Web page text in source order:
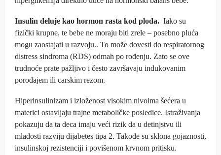
Insulin deluje kao hormon rasta kod ploda. Iako su
fizički krupne, te bebe ne moraju biti zrele – posebno pluća
mogu zaostajati u razvoju.. To može dovesti do respiratornog
distress sindroma (RDS) odmah po rođenju. Zato se ove
trudnoće prate pažljivo i često završavaju indukovanim
porođajem ili carskim rezom.
Hiperinsulinizam i izloženost visokim nivoima šećera u
materici ostavljaju trajne metaboličke posledice. Istraživanja
pokazuju da ta deca imaju veći rizik da u detinjstvu ili
mladosti razviju dijabetes tipa 2. Takođe su sklona gojaznosti,
insulinskoj rezistenciji i povišenom krvnom pritisku.